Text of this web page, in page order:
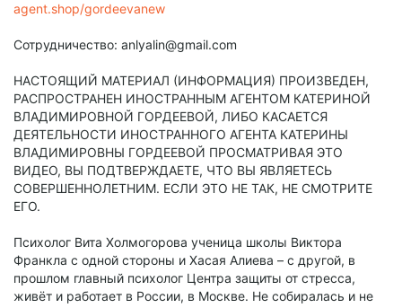
agent.shop/gordeevanew
Сотрудничество: anlyalin@gmail.com
НАСТОЯЩИЙ МАТЕРИАЛ (ИНФОРМАЦИЯ) ПРОИЗВЕДЕН,
РАСПРОСТРАНЕН ИНОСТРАННЫМ АГЕНТОМ КАТЕРИНОЙ
ВЛАДИМИРОВНОЙ ГОРДЕЕВОЙ, ЛИБО КАСАЕТСЯ
ДЕЯТЕЛЬНОСТИ ИНОСТРАННОГО АГЕНТА КАТЕРИНЫ
ВЛАДИМИРОВНЫ ГОРДЕЕВОЙ ПРОСМАТРИВАЯ ЭТО
ВИДЕО, ВЫ ПОДТВЕРЖДАЕТЕ, ЧТО ВЫ ЯВЛЯЕТЕСЬ
СОВЕРШЕННОЛЕТНИМ. ЕСЛИ ЭТО НЕ ТАК, НЕ СМОТРИТЕ
ЕГО.
Психолог Вита Холмогорова ученица школы Виктора
Франкла с одной стороны и Хасая Алиева – с другой, в
прошлом главный психолог Центра защиты от стресса,
живёт и работает в России, в Москве. Не собиралась и не